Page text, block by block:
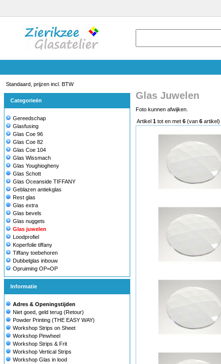
Standaard, prijzen incl. BTW
Categorieën
Gereedschap
Glasfusing
Glas Coe 96
Glas Coe 82
Glas Coe 104
Glas Wissmach
Glas Youghiogheny
Glas Schott
Glas Oceanside TIFFANY
Geblazen antiekglas
Rest glas
Glas extra
Glas bevels
Glas nuggets
Glas juwelen
Loodprofiel
Koperfolie tiffany
Tiffany toebehoren
Dubbelglas inbouw
Opruiming OP=OP
Informatie
Adres & Openingstijden
Niet goed, geld terug (Retour)
Powder Printing (THE EASY WAY)
Workshop Strips on Sheet
Workshop Pinwheel
Workshop Strips & Frit
Workshop Vertical Strips
Workshop Glas in lood
Glas Juwelen
Foto kunnen afwijken.
Artikel 1 tot en met 6 (van 6 artikel)